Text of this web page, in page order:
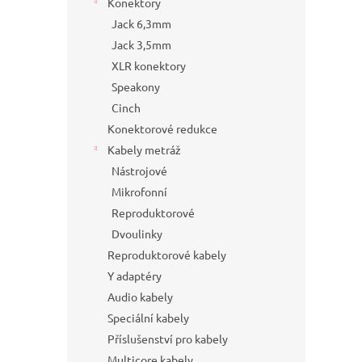
Jack 6,3mm
Jack 3,5mm
XLR konektory
Speakony
Cinch
Konektorové redukce
Kabely metráž
Nástrojové
Mikrofonní
Reproduktorové
Dvoulinky
Reproduktorové kabely
Y adaptéry
Audio kabely
Speciální kabely
Příslušenství pro kabely